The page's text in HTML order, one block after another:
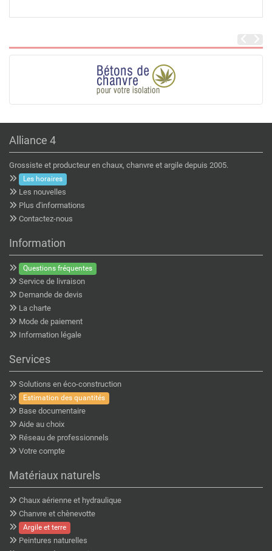
Alliance 4
Grossiste et producteur en chaux, chanvre et argile depuis 2005.
Les horaires
Les nouvelles
Plus d'informations
Contactez-nous
Information
Questions fréquentes
Service de livraison
Demande de devis
La charte
Mode de paiement
Information légale
Services
Solutions en éco-construction
Estimation des quantités
Base documentaire
Aide au choix
Réseau de professionnels
Votre compte
Matériaux naturels
Chaux aérienne et hydraulique
Chanvre et chènevotte
Argile et terre
Peintures naturelles